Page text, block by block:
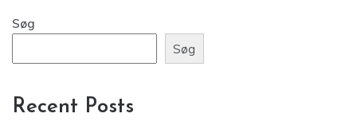
Søg
Søg
Recent Posts